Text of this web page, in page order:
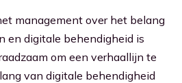
management over het belang
en digitale behendigheid is
om een verhaallijn te
van digitale behendigheid